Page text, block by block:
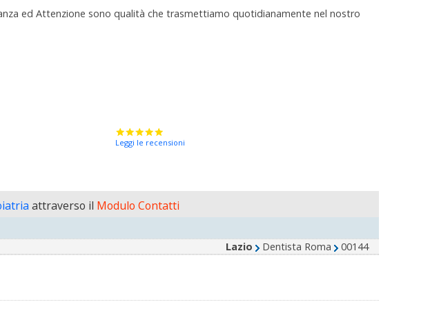
ed Attenzione sono qualità che trasmettiamo quotidianamente nel nostro
Leggi le recensioni
attraverso il Modulo Contatti
Lazio Dentista Roma 00144